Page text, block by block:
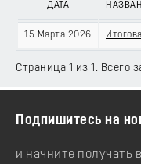
ДАТА
15 Марта 2026
Страница 1 из 1. Всего
Подпишитесь на
и начните